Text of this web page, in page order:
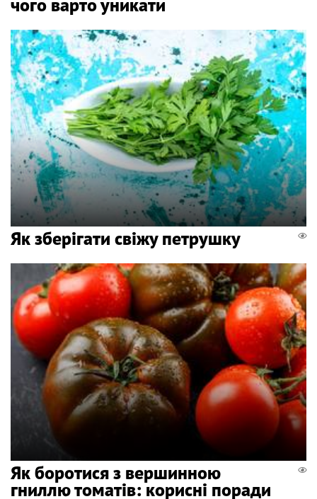
Як зберігати свіжу петрушку
Як боротися з вершинною
гниллю томатів: корисні поради